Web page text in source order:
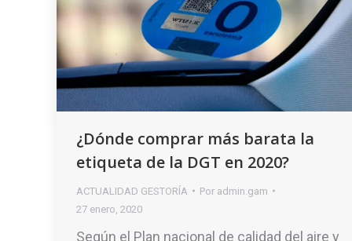
¿Dónde comprar más barata la
etiqueta de la DGT en 2020?
ACTUALIDAD GESTORÍA Por admin.gam
27 enero, 2020
Según el Plan nacional de calidad del aire y